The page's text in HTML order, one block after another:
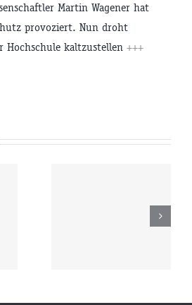
Martin Wagener hat
provoziert. Nun droht
Hochschule kaltzustellen +++
Donnerstag
06.08.2026